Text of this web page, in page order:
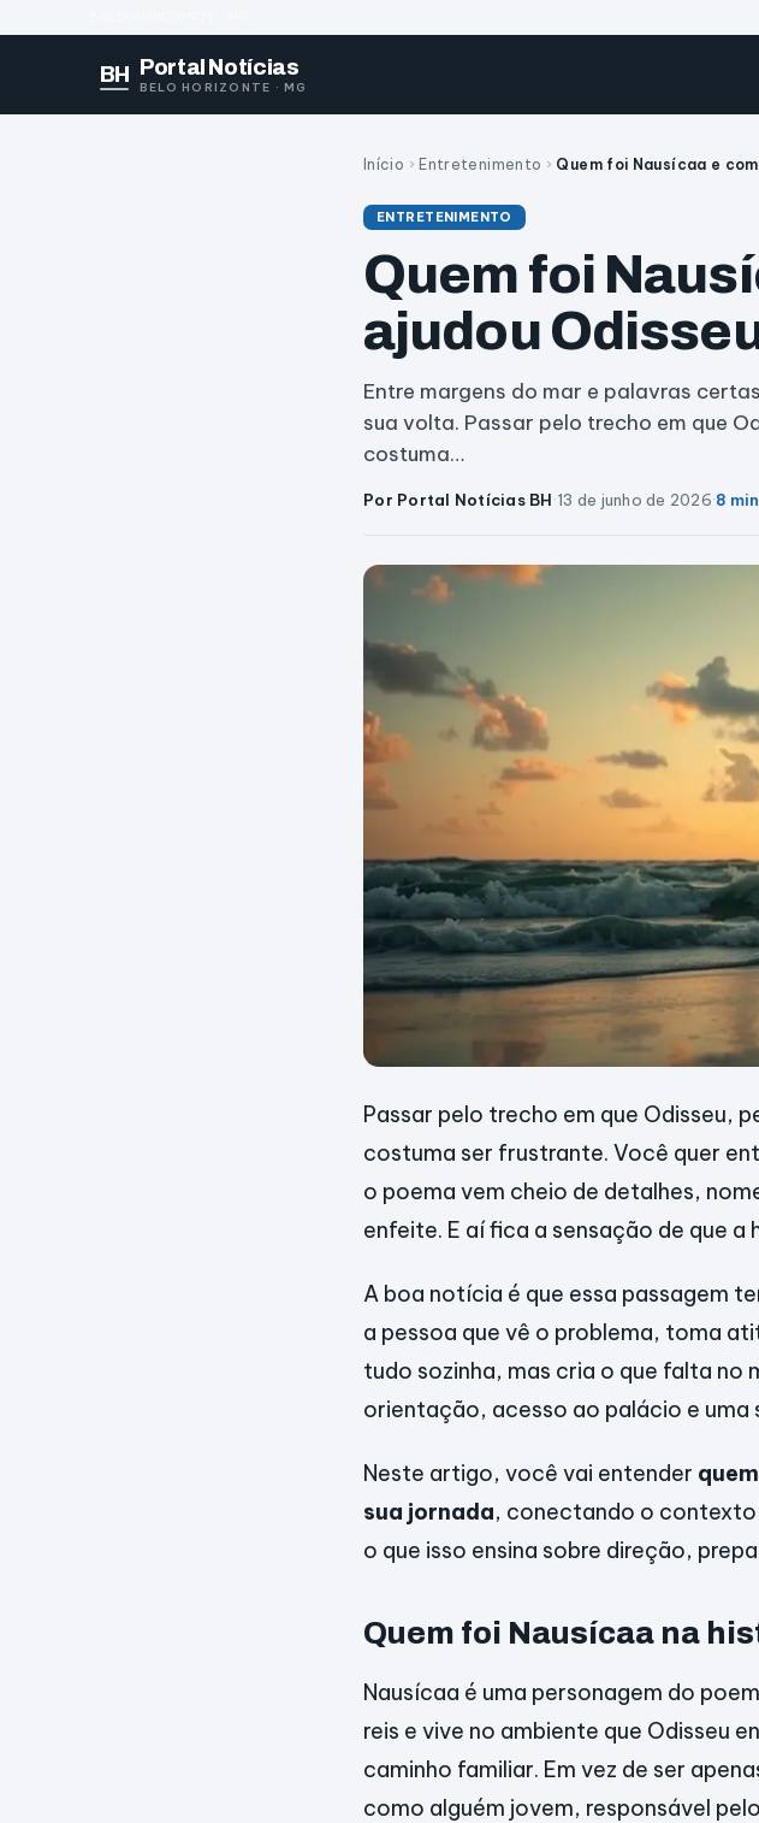
BH Portal Notícias
BELO HORIZONTE · MG
Início › Entretenimento › Quem foi Nausícaa e
ENTRETENIMENTO
Quem foi
ajudou
Entre margens do mar e palavras
sua volta. Passar pelo trecho em que
costuma…
Por Portal Notícias BH·13 de junho de 2026·8
Passar pelo trecho em que Odisseu,
costuma ser frustrante. Você quer
o poema vem cheio de detalhes,
enfeite. E aí fica a sensação de que
A boa notícia é que essa passagem
a pessoa que vê o problema, toma
tudo sozinha, mas cria o que falta no
orientação, acesso ao palácio e uma
Neste artigo, você vai entender
sua jornada, conectando o
o que isso ensina sobre direção,
Quem foi Nausícaa na
Nausícaa é uma personagem do
reis e vive no ambiente que Odisseu
caminho familiar. Em vez de ser
como alguém jovem, responsável